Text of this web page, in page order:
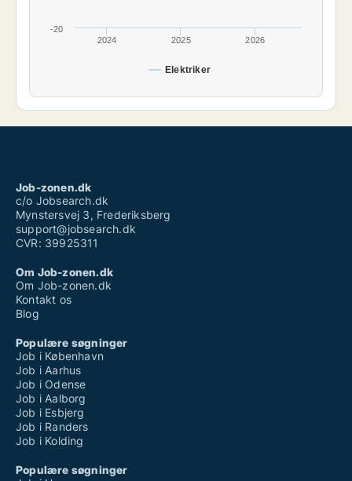
Elektriker
2024 2025 2026
-20
Job-zonen.dk
c/o Jobsearch.dk
Mynstersvej 3, Frederiksberg
support@jobsearch.dk
CVR: 39925311
Om Job-zonen.dk
Om Job-zonen.dk
Kontakt os
Blog
Populære søgninger
Job i København
Job i Aarhus
Job i Odense
Job i Aalborg
Job i Esbjerg
Job i Randers
Job i Kolding
Populære søgninger